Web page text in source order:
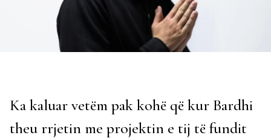
Ka kaluar vetëm pak kohë që kur Bardhi
theu rrjetin me projektin e tij të fundit